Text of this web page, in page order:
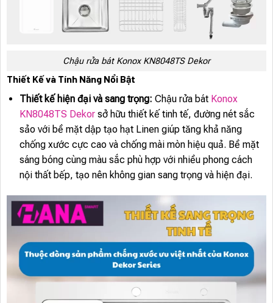
Chậu rửa bát Konox KN8048TS Dekor
Thiết Kế và Tính Năng Nổi Bật
Thiết kế hiện đại và sang trọng: Chậu rửa bátKonox
KN8048TS Dekorsở hữu thiết kế tinh tế, đường nét sắc
sảo với bề mặt dập tạo hạt Linen giúp tăng khả năng
chống xước cực cao và chống mài mòn hiệu quả. Bề mặt
sáng bóng cùng màu sắc phù hợp với nhiều phong cách
nội thất bếp, tạo nên không gian sang trọng và hiện đại.